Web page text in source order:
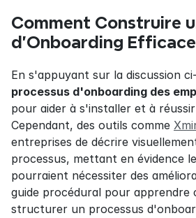
Comment Construire
d'Onboarding Efficace
processus d'onboarding des
pour aider à s'installer et à
Cependant, des outils comme
entreprises de décrire
processus, mettant en évidence
pourraient nécessiter des
guide procédural pour apprendre
structurer un processus